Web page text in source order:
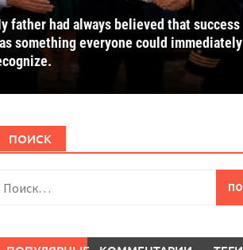
father had always believed that success
something everyone could immediately
ПОИСК